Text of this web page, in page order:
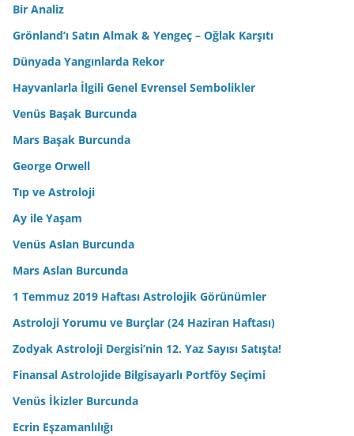
Bir Analiz
Grönland’ı Satın Almak & Yengeç – Oğlak Karşıtı
Dünyada Yangınlarda Rekor
Hayvanlarla İlgili Genel Evrensel Sembolikler
Venüs Başak Burcunda
Mars Başak Burcunda
George Orwell
Tıp ve Astroloji
Ay ile Yaşam
Venüs Aslan Burcunda
Mars Aslan Burcunda
1 Temmuz 2019 Haftası Astrolojik Görünümler
Astroloji Yorumu ve Burçlar (24 Haziran Haftası)
Zodyak Astroloji Dergisi’nin 12. Yaz Sayısı Satışta!
Finansal Astrolojide Bilgisayarlı Portföy Seçimi
Venüs İkizler Burcunda
Ecrin Eşzamanlılığı